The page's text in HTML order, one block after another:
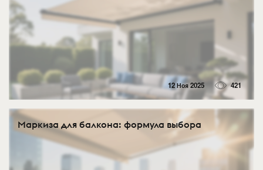
12 Ноя 2025 421
Маркиза для балкона: формула выбора